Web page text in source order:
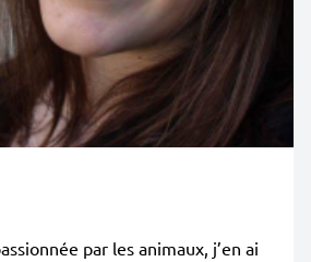
par les animaux, j’en ai